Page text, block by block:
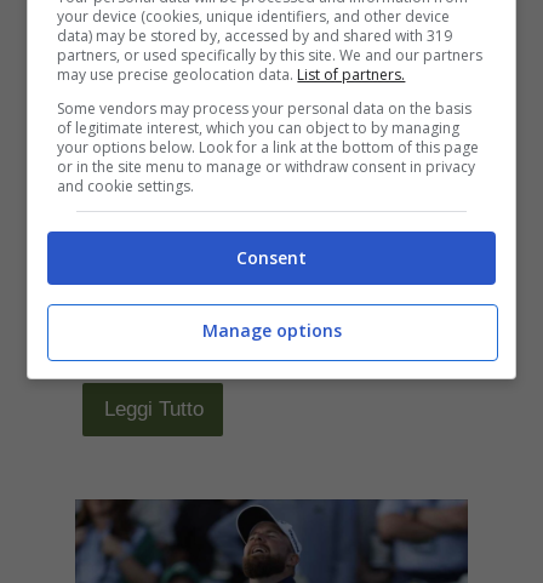
scandalo
Aprile 14, 2025
E’ terminata ufficialmente l’Augusta
Masters Open ma c’è grande
curiosità riguardo alcuni episodi in
queste ore. L’Augusta Masters Golf
Leggi Tutto
your device (cookies, unique identifiers, and other device
data) may be stored by, accessed by and shared with 319
partners, or used specifically by this site. We and our partners
may use precise geolocation data. List of partners.
Some vendors may process your personal data on the basis
of legitimate interest, which you can object to by managing
your options below. Look for a link at the bottom of this page
or in the site menu to manage or withdraw consent in privacy
and cookie settings.
Consent
Manage options